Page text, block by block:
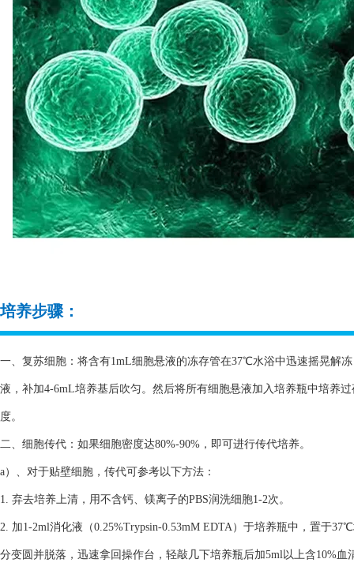
培养步骤：
一、复苏细胞：将含有1mL细胞悬液的冻存管在37℃水浴中迅速摇晃解
液，补加4-6mL培养基后吹匀。然后将所有细胞悬液加入培养瓶中培养
度。
二、细胞传代：如果细胞密度达80%-90%，即可进行传代培养。
a）、对于贴壁细胞，传代可参考以下方法：
1. 弃去培养上清，用不含钙、镁离子的PBS润洗细胞1-2次。
2. 加1-2ml消化液（0.25%Trypsin-0.53mM EDTA）于培养瓶中，置于
分变圆并脱落，迅速拿回操作台，轻敲几下培养瓶后加5ml以上含10%血